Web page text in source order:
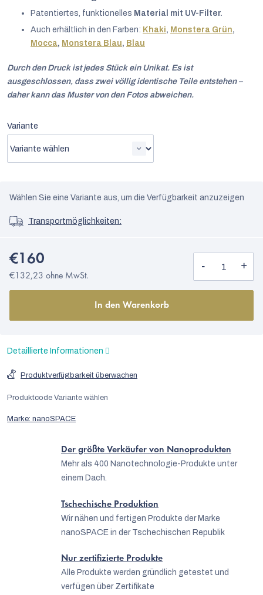
Patentiertes, funktionelles Material mit UV-Filter.
Auch erhältlich in den Farben: Khaki, Monstera Grün,
Mocca, Monstera Blau, Blau
Durch den Druck ist jedes Stück ein Unikat. Es ist
ausgeschlossen, dass zwei völlig identische Teile entstehen –
daher kann das Muster von den Fotos abweichen.
Variante
Wählen Sie eine Variante aus, um die Verfügbarkeit anzuzeigen
Transportmöglichkeiten:
€160
€132,23 ohne MwSt.
In den Warenkorb
Detaillierte Informationen
Marke: nanoSPACE
Produktverfügbarkeit überwachen
Produktcode Variante wählen
Der größte Verkäufer von Nanoprodukten
Mehr als 400 Nanotechnologie-Produkte unter
einem Dach.
Tschechische Produktion
Wir nähen und fertigen Produkte der Marke
nanoSPACE in der Tschechischen Republik
Nur zertifizierte Produkte
Alle Produkte werden gründlich getestet und
verfügen über Zertifikate